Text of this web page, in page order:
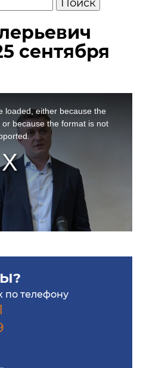
сентября
loaded, either because the
because the format is not
по телефону